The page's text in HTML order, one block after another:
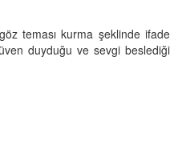
teması kurma şeklinde ifade
duyduğu ve sevgi beslediği